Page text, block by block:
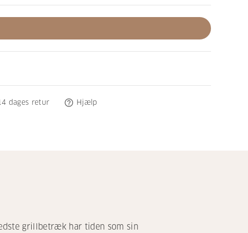
dages retur help_outline Hjælp
grillbetræk har tiden som sin